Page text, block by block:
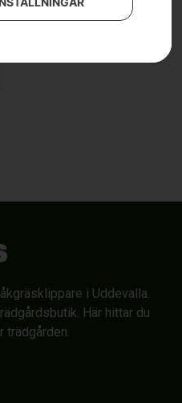
i Uddevalla.
Här hittar du
trädgården.